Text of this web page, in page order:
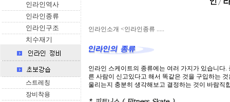
인라인역사
인라인종류
인라인구조
치수재기
스트레칭
장비착용
인라인소개 <인라인종류 .....
인라인 스케이트의 종류에는 여러 가지가 있습니다
른 사람이 신고있다고 해서 똑같은 것을 구입하는
울리는지 충분히 생각해보고 결정하는 것이 바람직